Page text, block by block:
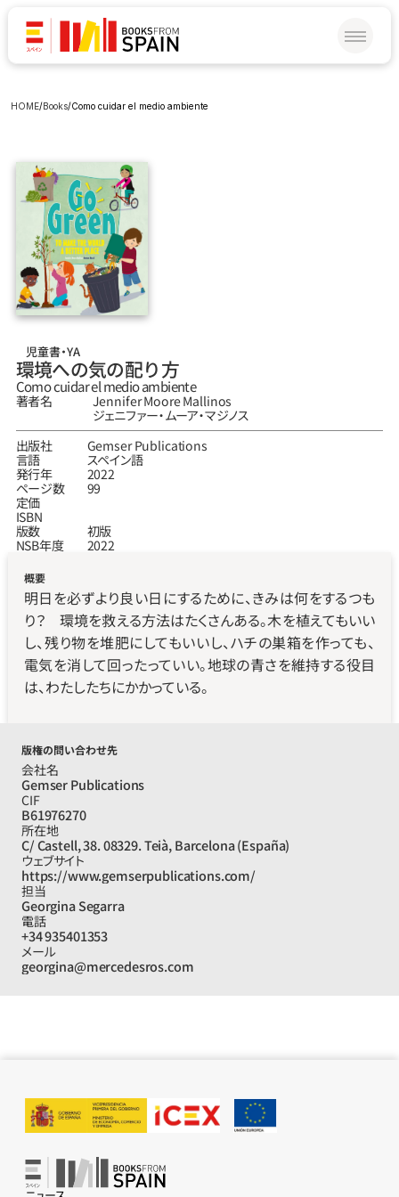
HOME/Books/Como cuidar el medio ambiente
児童書・YA
環境への気の配り方
Como cuidar el medio ambiente
著者名
Jennifer Moore Mallinos
ジェニファー‧ムーア‧マジノス
出版社
Gemser Publications
言語
スペイン語
発行年
2022
ページ数
99
定価
ISBN
版数
初版
NSB年度
2022
概要
明日を必ずより良い日にするために、きみは何をするつも
り？　環境を救える方法はたくさんある。木を植えてもいい
し、残り物を堆肥にしてもいいし、ハチの巣箱を作っても、
電気を消して回ったっていい。地球の青さを維持する役目
は、わたしたちにかかっている。
版権の問い合わせ先
会社名
Gemser Publications
CIF
B61976270
所在地
C/ Castell, 38. 08329. Teià, Barcelona (España)
ウェブサイト
https://www.gemserpublications.com/
担当
Georgina Segarra
電話
+34 935401353
メール
georgina@mercedesros.com